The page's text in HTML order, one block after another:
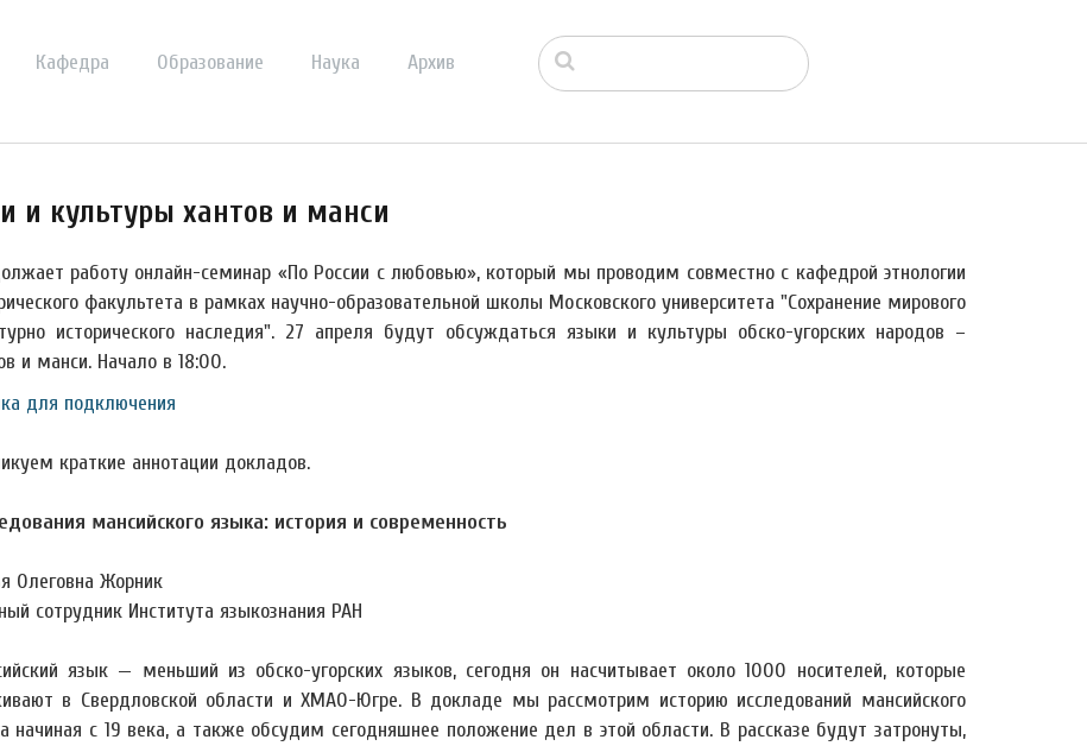
Кафедра Образование Наука Архив
и культуры хантов и манси
работу онлайн-семинар «По России с любовью», который мы проводим совместно с кафедрой этнологии
факультета в рамках научно-образовательной школы Московского университета "Сохранение мирового
исторического наследия". 27 апреля будут обсуждаться языки и культуры обско-угорских народов –
и манси. Начало в 18:00.
для подключения
краткие аннотации докладов.
мансийского языка: история и современность
Олеговна Жорник
сотрудник Института языкознания РАН
язык — меньший из обско-угорских языков, сегодня он насчитывает около 1000 носителей, которые
в Свердловской области и ХМАО-Югре. В докладе мы рассмотрим историю исследований мансийского
начиная с 19 века, а также обсудим сегодняшнее положение дел в этой области. В рассказе будут затронуты,